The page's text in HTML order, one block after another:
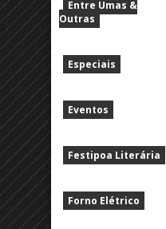
Entre Umas &
Outras
Especiais
Eventos
Festipoa Literária
Forno Elétrico